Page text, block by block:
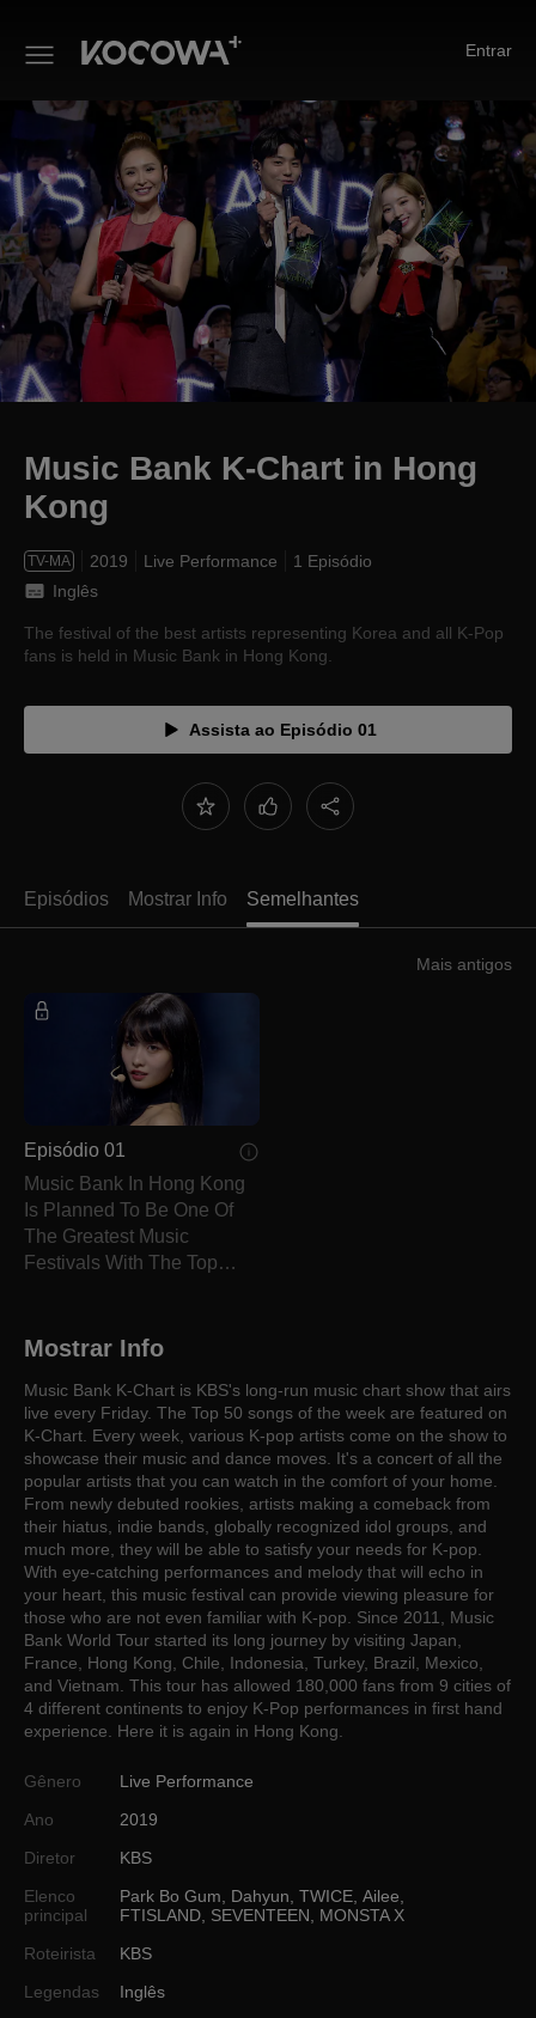
Entrar
Music Bank K-Chart in Hong
Music Bank K-Chart in Hong
Kong
TV-MA 2019 Live Performance
1 Episódio
Inglês
The festival of the best artists representing Korea and all K-Pop
fans is held in Music Bank in Hong Kong.
Assista ao Episódio 01
Episódios Mostrar Info Semelhantes
Mais antigos
Episódio 01
Music Bank In Hong Kong
Is Planned To Be One Of
The Greatest Music
Festivals With The Top
Mostrar Info
Music Bank K-Chart is KBS's long-run music chart show that airs
live every Friday. The Top 50 songs of the week are featured on
K-Chart. Every week, various K-pop artists come on the show to
showcase their music and dance moves. It's a concert of all the
popular artists that you can watch in the comfort of your home.
From newly debuted rookies, artists making a comeback from
their hiatus, indie bands, globally recognized idol groups, and
much more, they will be able to satisfy your needs for K-pop.
With eye-catching performances and melody that will echo in
your heart, this music festival can provide viewing pleasure for
those who are not even familiar with K-pop. Since 2011, Music
Bank World Tour started its long journey by visiting Japan,
France, Hong Kong, Chile, Indonesia, Turkey, Brazil, Mexico,
and Vietnam. This tour has allowed 180,000 fans from 9 cities of
4 different continents to enjoy K-Pop performances in first hand
experience. Here it is again in Hong Kong.
Gênero
Live Performance
Ano
2019
Diretor
KBS
Elenco
principal
Park Bo Gum Dahyun TWICE Ailee
FTISLAND SEVENTEEN
MONSTA X
Roteirista
KBS
Legendas
Inglês